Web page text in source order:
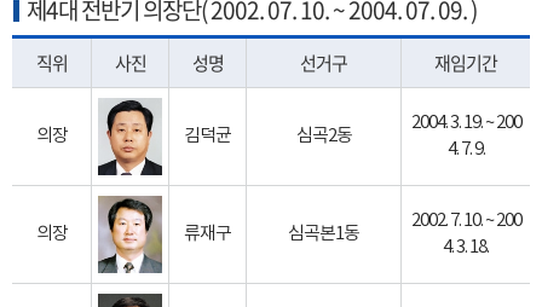
제4대 전반기 의장단( 2002. 07. 10. ~ 2004. 07. 09. )
직위 사진 성명 선거구 재임기간
의장 김덕균 심곡2동
2004. 3. 19. ~ 200
4. 7. 9.
의장 류재구 심곡본1동
2002. 7. 10. ~ 200
4. 3. 18.